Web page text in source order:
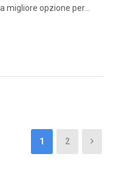
migliore opzione per...
1 2